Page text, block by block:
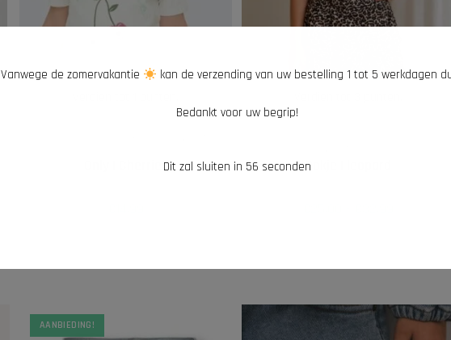
Only | Cherries Rokje | leopard
AANBIEDING!
Vanwege de zomervakantie kan de verzending van uw bestelling 1 tot 5 werkdagen
Bedankt voor uw begrip!
Dit zal sluiten in 55 seconden